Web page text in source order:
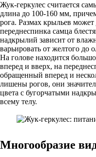
Жук-геркулес считается
длина до 100-160 мм,
рога. Размах крыльев может
переднеспинка самца
надкрылий зависит от
варьировать от желтого до
На голове находится
вперед и вверх, на
обращенный вперед и
лишены рогов, они
цвета с бугорчатыми
всему телу.
Многообразие